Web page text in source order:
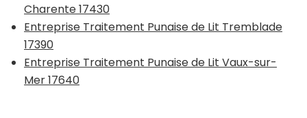
Charente 17430
Entreprise Traitement Punaise de Lit Tremblade
17390
Entreprise Traitement Punaise de Lit Vaux-sur-
Mer 17640